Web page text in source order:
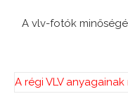
A vlv-fotók
A régi VLV